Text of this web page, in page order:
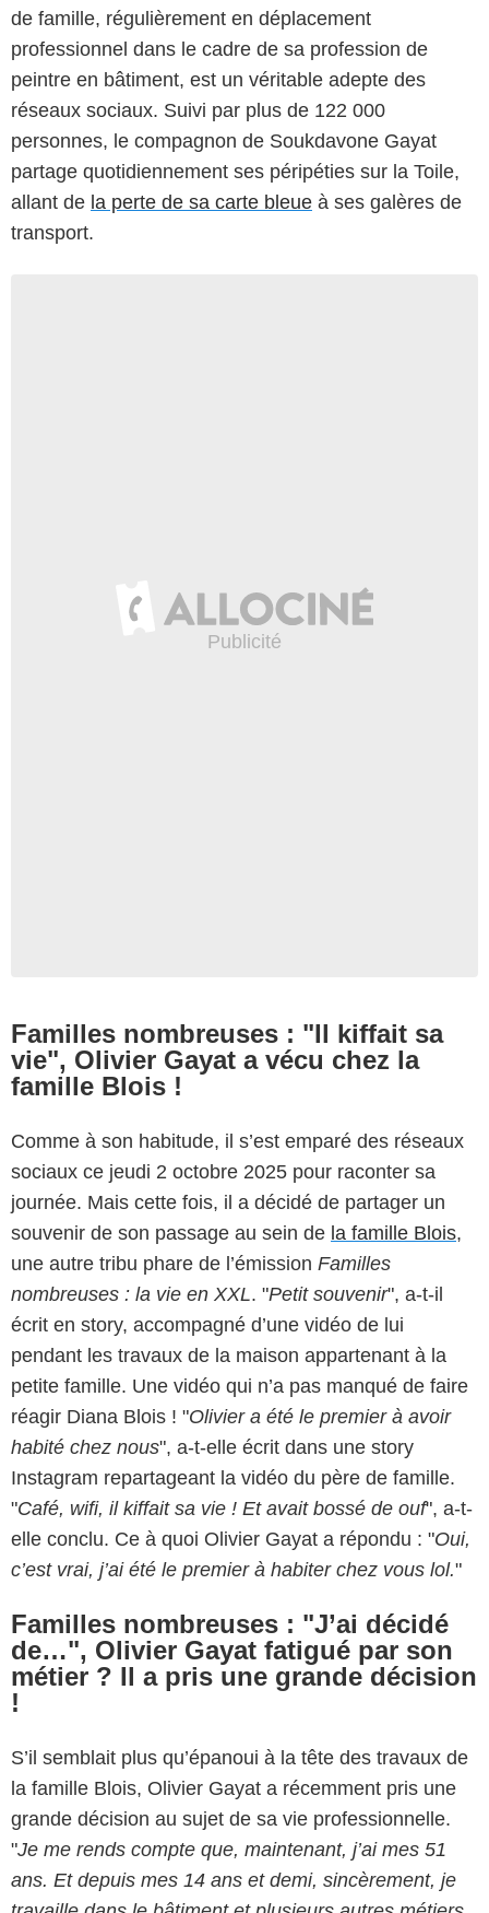
de famille, régulièrement en déplacement
professionnel dans le cadre de sa profession de
peintre en bâtiment, est un véritable adepte des
réseaux sociaux. Suivi par plus de 122 000
personnes, le compagnon de Soukdavone Gayat
partage quotidiennement ses péripéties sur la Toile,
allant de la perte de sa carte bleue à ses galères de
transport.
Familles nombreuses : "Il kiffait sa
vie", Olivier Gayat a vécu chez la
famille Blois !
Comme à son habitude, il s’est emparé des réseaux
sociaux ce jeudi 2 octobre 2025 pour raconter sa
journée. Mais cette fois, il a décidé de partager un
souvenir de son passage au sein de la famille Blois,
une autre tribu phare de l’émission Familles
nombreuses : la vie en XXL. "Petit souvenir", a-t-il
écrit en story, accompagné d’une vidéo de lui
pendant les travaux de la maison appartenant à la
petite famille. Une vidéo qui n’a pas manqué de faire
réagir Diana Blois ! "Olivier a été le premier à avoir
habité chez nous", a-t-elle écrit dans une story
Instagram repartageant la vidéo du père de famille.
"Café, wifi, il kiffait sa vie ! Et avait bossé de ouf", a-t-
elle conclu. Ce à quoi Olivier Gayat a répondu : "Oui,
c’est vrai, j’ai été le premier à habiter chez vous lol."
Familles nombreuses : "J’ai décidé
de…", Olivier Gayat fatigué par son
métier ? Il a pris une grande décision
!
S’il semblait plus qu’épanoui à la tête des travaux de
la famille Blois, Olivier Gayat a récemment pris une
grande décision au sujet de sa vie professionnelle.
"Je me rends compte que, maintenant, j’ai mes 51
ans. Et depuis mes 14 ans et demi, sincèrement, je